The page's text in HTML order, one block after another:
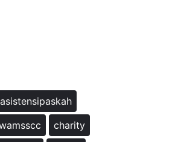
asistensipaskah
charity